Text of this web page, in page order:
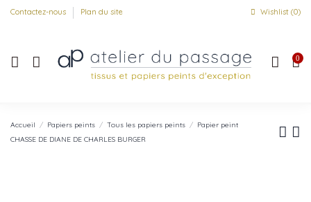
Contactez-nous Plan du site Wishlist (0)
0
Accueil Papiers peints Tous les papiers peints
Papier peint
CHASSE DE DIANE DE CHARLES BURGER